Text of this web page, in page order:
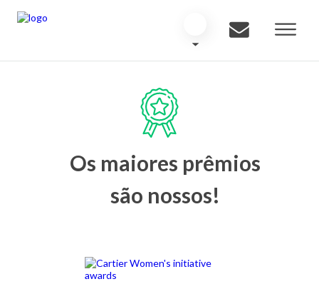
Os maiores prêmios
são nossos!